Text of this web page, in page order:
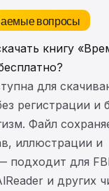
вопросы
книгу
для
регистрации и
Файл
иллюстрации и
подходит для
и других